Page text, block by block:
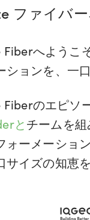
ファイバ
Fiberへようこ
ションを、一
のエピソ
とチームを
ォーメーショ
サイズの知恵